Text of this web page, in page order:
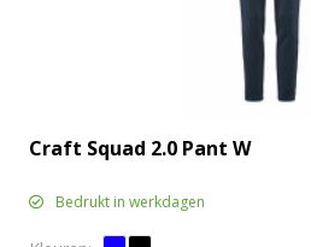
Craft Squad 2.0 Pant W
Bedrukt in werkdagen